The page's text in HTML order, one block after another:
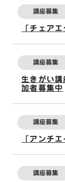
講座募集
「チェア
講座募集
生きがい
加者募集中
講座募集
「アンチ
講座募集